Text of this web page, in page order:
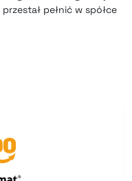
pełnić w spółce